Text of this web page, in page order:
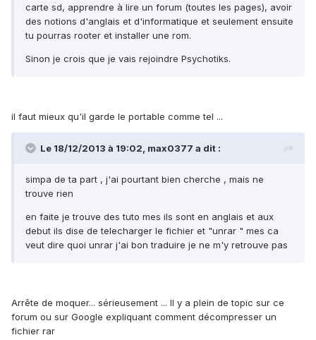
carte sd, apprendre à lire un forum (toutes les pages), avoir
des notions d'anglais et d'informatique et seulement ensuite
tu pourras rooter et installer une rom.
Sinon je crois que je vais rejoindre Psychotiks.
il faut mieux qu'il garde le portable comme tel ...
Le 18/12/2013 à 19:02, max0377 a dit :
simpa de ta part , j'ai pourtant bien cherche , mais ne
trouve rien
en faite je trouve des tuto mes ils sont en anglais et aux
debut ils dise de telecharger le fichier et "unrar " mes ca
veut dire quoi unrar j'ai bon traduire je ne m'y retrouve pas
Arrête de moquer... sérieusement ... Il y a plein de topic sur ce
forum ou sur Google expliquant comment décompresser un
fichier rar